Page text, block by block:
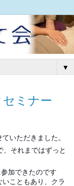
▼
ミナー
いただきました。
それまではずっと
加できたのです
こともあり、クラ